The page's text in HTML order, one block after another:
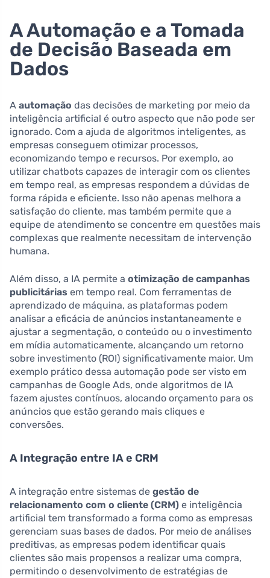
A Automação e a Tomada
de Decisão Baseada em
Dados
A automação das decisões de marketing por meio da
inteligência artificial é outro aspecto que não pode ser
ignorado. Com a ajuda de algoritmos inteligentes, as
empresas conseguem otimizar processos,
economizando tempo e recursos. Por exemplo, ao
utilizar chatbots capazes de interagir com os clientes
em tempo real, as empresas respondem a dúvidas de
forma rápida e eficiente. Isso não apenas melhora a
satisfação do cliente, mas também permite que a
equipe de atendimento se concentre em questões mais
complexas que realmente necessitam de intervenção
humana.
Além disso, a IA permite a otimização de campanhas
publicitárias em tempo real. Com ferramentas de
aprendizado de máquina, as plataformas podem
analisar a eficácia de anúncios instantaneamente e
ajustar a segmentação, o conteúdo ou o investimento
em mídia automaticamente, alcançando um retorno
sobre investimento (ROI) significativamente maior. Um
exemplo prático dessa automação pode ser visto em
campanhas de Google Ads, onde algoritmos de IA
fazem ajustes contínuos, alocando orçamento para os
anúncios que estão gerando mais cliques e
conversões.
A Integração entre IA e CRM
A integração entre sistemas de gestão de
relacionamento com o cliente (CRM) e inteligência
artificial tem transformado a forma como as empresas
gerenciam suas bases de dados. Por meio de análises
preditivas, as empresas podem identificar quais
clientes são mais propensos a realizar uma compra,
permitindo o desenvolvimento de estratégias de